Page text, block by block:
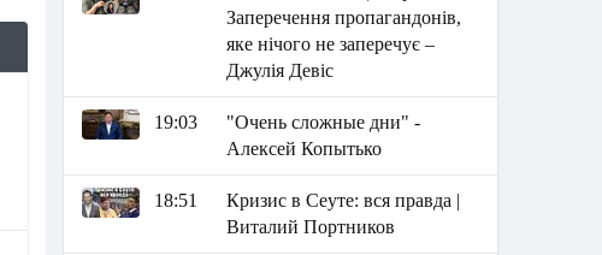
Заперечення пропагандонів,
яке нічого не заперечує –
Джулія Девіс
19:03
"Очень сложные дни" -
Алексей Копытько
18:51
Кризис в Сеуте: вся правда |
Виталий Портников